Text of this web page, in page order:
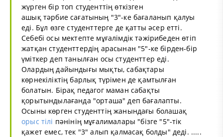
жүрген бір топ студенттің өткізген
ашық тәрбие сағатының "3"-ке бағаланып қалуы
еді. Бұл өзге студенттерге де қатты әсер етті.
Себебі осы мектепте мұғалімдік тәжірибеден өтіп
жатқан студенттердің арасынан "5"-ке бірден-бір
үміткер деп танылған осы студенттер еді.
Олардың дайындығы мықты, сабақтары
көрнекіліктің барлық түрімен де қамтылған
болатын. Бірақ педагог маман сабақты
қорытындылағанда "орташа" деп бағалапты.
Осыны көрген студенттің жанындағы болашақ
орыс тілі пәнінің мұғалималары "бізге "5"-тік
қажет емес, тек "3" алып қалмасақ болды" деді. .....